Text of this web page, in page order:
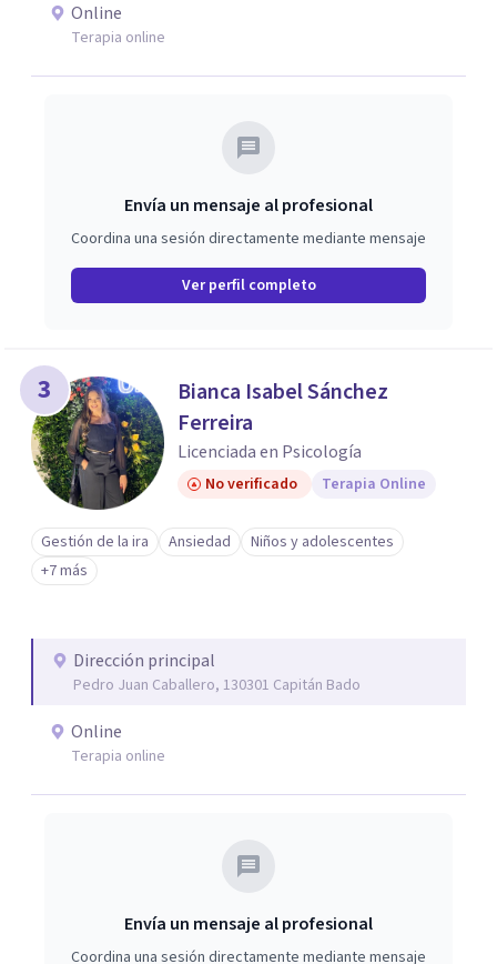
Online
Terapia online
Envía un mensaje al profesional
Coordina una sesión directamente mediante mensaje
Ver perfil completo
3
Bianca Isabel Sánchez
Ferreira
Licenciada en Psicología
No verificado Terapia Online
Gestión de la ira Ansiedad
Niños y adolescentes
+7 más
Dirección principal
Pedro Juan Caballero, 130301 Capitán Bado
Online
Terapia online
Envía un mensaje al profesional
Coordina una sesión directamente mediante mensaje